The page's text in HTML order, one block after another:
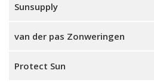
Sunsupply
van der pas Zonweringen
Protect Sun